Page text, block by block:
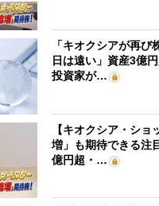
「キオクシアが再び
日は遠い」資産3億
投資家が…
【キオクシア・ショ
増」も期待できる注
億円超・…